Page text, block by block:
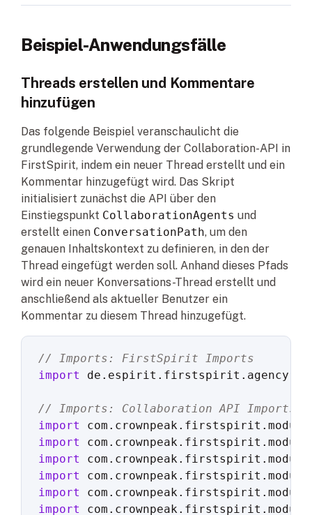
Beispiel-Anwendungsfälle
Threads erstellen und Kommentare
hinzufügen
Das folgende Beispiel veranschaulicht die
grundlegende Verwendung der Collaboration-API in
FirstSpirit, indem ein neuer Thread erstellt und ein
Kommentar hinzugefügt wird. Das Skript
initialisiert zunächst die API über den
Einstiegspunkt CollaborationAgents und
erstellt einen ConversationPath, um den
genauen Inhaltskontext zu definieren, in den der
Thread eingefügt werden soll. Anhand dieses Pfads
wird ein neuer Konversations-Thread erstellt und
anschließend als aktueller Benutzer ein
Kommentar zu diesem Thread hinzugefügt.
// Imports: FirstSpirit Imports
import
// Imports: Collaboration API Imports
import
import
import
import
import
import